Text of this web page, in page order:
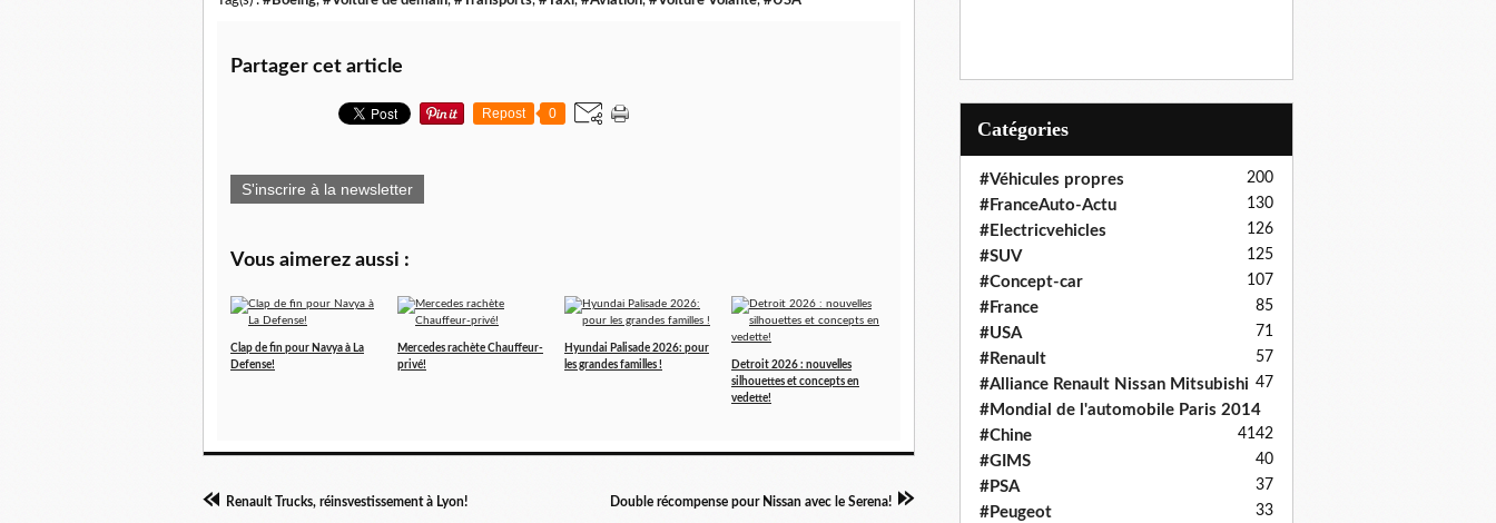
Partager cet article
Repost 0
S'inscrire à la newsletter
Vous aimerez aussi :
Clap de fin pour Navya à La
Defense!
Mercedes rachète Chauffeur-
privé!
Hyundai Palisade 2026: pour
les grandes familles !
Detroit 2026 : nouvelles
silhouettes et concepts en
vedette!
Renault Trucks, réinsvestissement à Lyon! Double récompense pour Nissan avec le Serena!
Catégories
#Véhicules propres 200
#FranceAuto-Actu 130
#Electricvehicles 126
#SUV 125
#Concept-car 107
#France 85
#USA 71
#Renault 57
#Alliance Renault Nissan Mitsubishi 47
#Mondial de l'automobile Paris 2014
42
#Chine 41
#GIMS 40
#PSA 37
#Peugeot 33